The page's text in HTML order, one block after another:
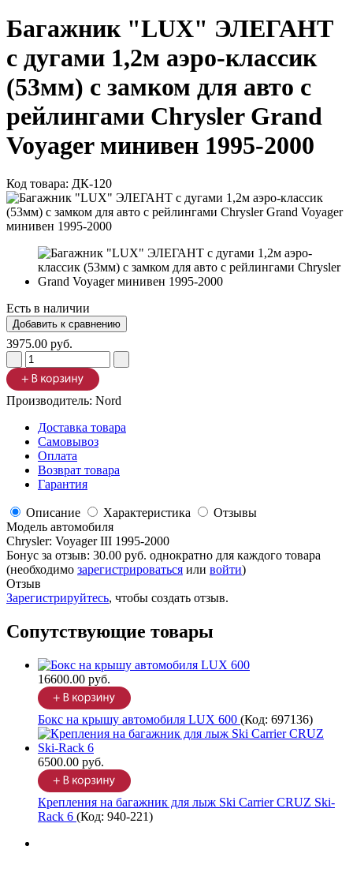
Багажник "LUX" ЭЛЕГАНТ
с дугами 1,2м аэро-классик
(53мм) с замком для авто с
рейлингами Chrysler Grand
Voyager минивен 1995-2000
Код товара: ДК-120
Есть в наличии
3975.00 руб.
Производитель: Nord
Доставка товара
Самовывоз
Оплата
Возврат товара
Гарантия
Описание Характеристика
Отзывы
Модель автомобиля
Chrysler: Voyager III 1995-2000
Бонус за отзыв: 30.00 руб. однократно для каждого товара
(необходимо зарегистрироваться или войти)
Отзыв
Зарегистрируйтесь, чтобы создать отзыв.
Сопутствующие товары
16600.00 руб.
Бокс на крышу автомобиля LUX 600 (Код: 697136)
6500.00 руб.
Крепления на багажник для лыж Ski Carrier CRUZ Ski-
Rack 6 (Код: 940-221)